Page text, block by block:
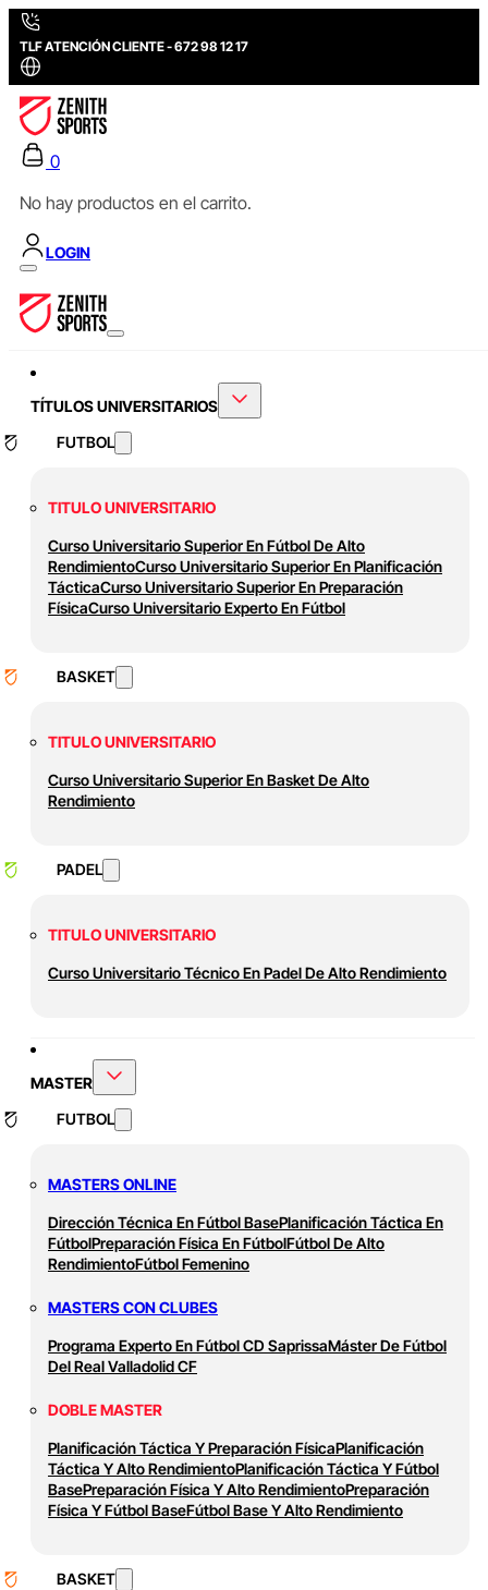
TLF ATENCIÓN CLIENTE - 672 98 12 17
0
No hay productos en el carrito.
LOGIN
TÍTULOS UNIVERSITARIOS
FUTBOL
TITULO UNIVERSITARIO
Curso Universitario Superior En Fútbol De Alto
RendimientoCurso Universitario Superior En Planificación
TácticaCurso Universitario Superior En Preparación
FísicaCurso Universitario Experto En Fútbol
BASKET
TITULO UNIVERSITARIO
Curso Universitario Superior En Basket De Alto
Rendimiento
PADEL
TITULO UNIVERSITARIO
Curso Universitario Técnico En Padel De Alto Rendimiento
MASTER
FUTBOL
MASTERS ONLINE
Dirección Técnica En Fútbol BasePlanificación Táctica En
FútbolPreparación Física En FútbolFútbol De Alto
RendimientoFútbol Femenino
MASTERS CON CLUBES
Programa Experto En Fútbol CD SaprissaMáster De Fútbol
Del Real Valladolid CF
DOBLE MASTER
Planificación Táctica Y Preparación FísicaPlanificación
Táctica Y Alto RendimientoPlanificación Táctica Y Fútbol
BasePreparación Física Y Alto RendimientoPreparación
Física Y Fútbol BaseFútbol Base Y Alto Rendimiento
BASKET